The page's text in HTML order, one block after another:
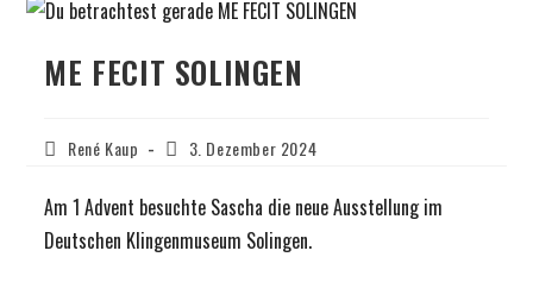
ME FECIT SOLINGEN
René Kaup 3. Dezember 2024
Am 1 Advent besuchte Sascha die neue Ausstellung im
Deutschen Klingenmuseum Solingen.